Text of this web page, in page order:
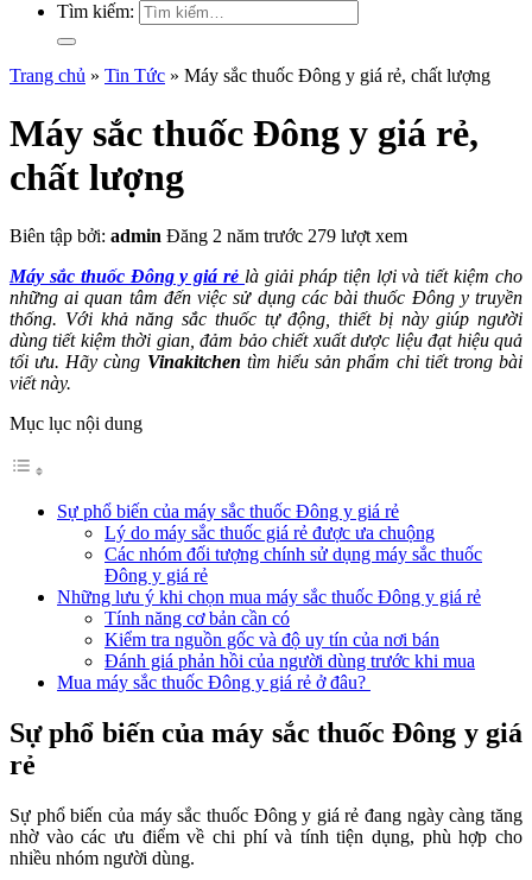
Tìm kiếm:
Trang chủ » Tin Tức » Máy sắc thuốc Đông y giá rẻ, chất lượng
Máy sắc thuốc Đông y giá rẻ,
chất lượng
Biên tập bởi: admin Đăng 2 năm trước 279 lượt xem
Máy sắc thuốc Đông y giá rẻ là giải pháp tiện lợi và tiết kiệm cho
những ai quan tâm đến việc sử dụng các bài thuốc Đông y truyền
thống. Với khả năng sắc thuốc tự động, thiết bị này giúp người
dùng tiết kiệm thời gian, đảm bảo chiết xuất dược liệu đạt hiệu quả
tối ưu. Hãy cùng Vinakitchen tìm hiểu sản phẩm chi tiết trong bài
viết này.
Mục lục nội dung
Sự phổ biến của máy sắc thuốc Đông y giá rẻ
Lý do máy sắc thuốc giá rẻ được ưa chuộng
Các nhóm đối tượng chính sử dụng máy sắc thuốc
Đông y giá rẻ
Những lưu ý khi chọn mua máy sắc thuốc Đông y giá rẻ
Tính năng cơ bản cần có
Kiểm tra nguồn gốc và độ uy tín của nơi bán
Đánh giá phản hồi của người dùng trước khi mua
Mua máy sắc thuốc Đông y giá rẻ ở đâu?
Sự phổ biến của máy sắc thuốc Đông y giá
rẻ
Sự phổ biến của máy sắc thuốc Đông y giá rẻ đang ngày càng tăng
nhờ vào các ưu điểm về chi phí và tính tiện dụng, phù hợp cho
nhiều nhóm người dùng.